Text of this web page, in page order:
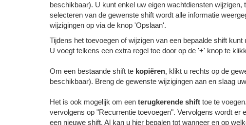
beschikbaar). U kunt enkel uw eigen wachtdiensten
selecteren van de gewenste shift wordt alle informatie
wijzigingen op via de knop 'Opslaan'.
Tijdens het toevoegen of wijzigen van een bepaalde shift
U voegt telkens een extra regel toe door op de '+' knop te
Om een bestaande shift te kopiëren, klikt u rechts op de
beschikbaar). Breng de gewenste wijzigingen aan en slaag
Het is ook mogelijk om een terugkerende shift toe te
vervolgens op "Recurrentie toevoegen". Vervolgens wordt
een nieuwe shift. Al kan u hier bepalen tot wanneer en op